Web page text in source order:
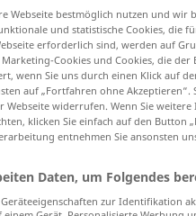
regret what is lost or past,
Webseite bestmöglich nutzen und wir
und statistische Cookies, die
erforderlich sind, werden auf
Cookies und Cookies, die
wenn Sie uns durch einen Klick auf
auf „Fortfahren ohne
Webseite widerrufen. Wenn Sie
klicken Sie einfach auf den Button
entnehmen Sie ansonsten
Daten, um Folgendes
zur Identifikation